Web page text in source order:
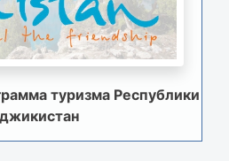
туризма Республики